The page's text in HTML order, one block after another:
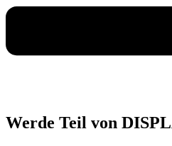
Werde Teil von